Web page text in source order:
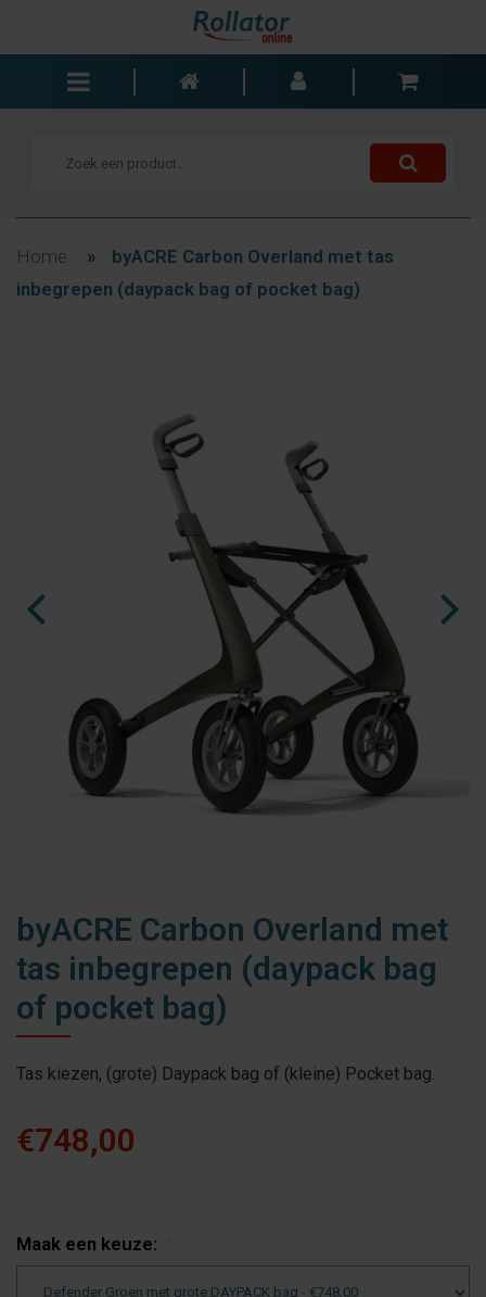
Rolstoelen
Trolleys
Home »
byACRE Carbon Overland met tas
inbegrepen (daypack bag of pocket bag)
byACRE Carbon Overland met
tas inbegrepen (daypack bag
of pocket bag)
Tas kiezen, (grote) Daypack bag of (kleine) Pocket bag.
€748,00
Maak een keuze: